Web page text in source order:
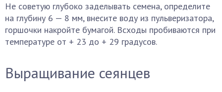
Не советую глубоко заделывать семена, определите
на глубину 6 — 8 мм, внесите воду из пульверизатора,
горшочки накройте бумагой. Всходы пробиваются при
температуре от + 23 до + 29 градусов.
Выращивание сеянцев